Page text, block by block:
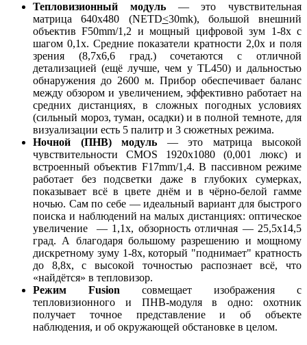
Тепловизионный модуль— это чувствительная
матрица 640x480 (NETD<30mk), большой внешний
объектив F50mm/1,2 и мощный цифровой зум 1-8x с
шагом 0,1x. Средние показатели кратности 2,0x и поля
зрения (8,7x6,6 град.) сочетаются с отличной
детализацией (ещё лучше, чем у TL450) и дальностью
обнаружения до 2600 м. Прибор обеспечивает баланс
между обзором и увеличением, эффективно работает на
средних дистанциях, в сложных погодных условиях
(сильный мороз, туман, осадки) и в полной темноте, для
визуализации есть 5 палитр и 3 сюжетных режима.
Ночной (ПНВ) модуль — это матрица высокой
чувствительности CMOS 1920x1080 (0,001 люкс) и
встроенный объектив F17mm/1,4. В пассивном режиме
работает без подсветки даже в глубоких сумерках,
показывает всё в цвете днём и в чёрно-белой гамме
ночью. Сам по себе — идеальный вариант для быстрого
поиска и наблюдений на малых дистанциях: оптическое
увеличение — 1,1x, обзорность отличная — 25,5x14,5
град. А благодаря большому разрешению и мощному
дискретному зуму 1-8x, который "поднимает" кратность
до 8,8x, с высокой точностью распознает всё, что
«найдётся» в тепловизор.
Режим Fusion совмещает изображения с
тепловизионного и ПНВ-модуля в одно: охотник
получает точное представление и об объекте
наблюдения, и об окружающей обстановке в целом.